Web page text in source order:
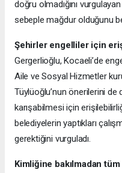
doğru olmadığını
sebeple mağdur olduğunu
Şehirler engelliler için
Gergerlioğlu, Kocaeli’de
Aile ve Sosyal Hizmetler
Tüylüoğlu’nun önerilerini
karışabilmesi için
belediyelerin yaptıkları
gerektiğini vurguladı.
Kimliğine bakılmadan tüm